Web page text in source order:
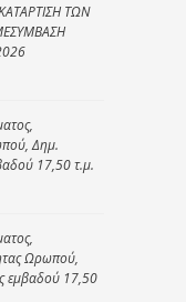
ΤΩΝ
Δημ.
17,50 τ.μ.
Ωρωπού,
εμβαδού 17,50